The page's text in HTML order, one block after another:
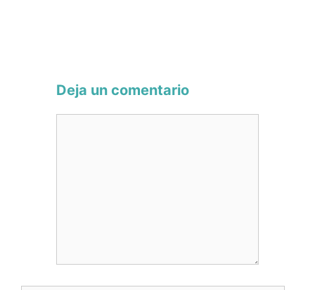
Deja un comentario